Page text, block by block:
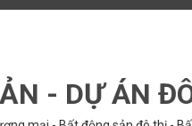
- DỰ ÁN